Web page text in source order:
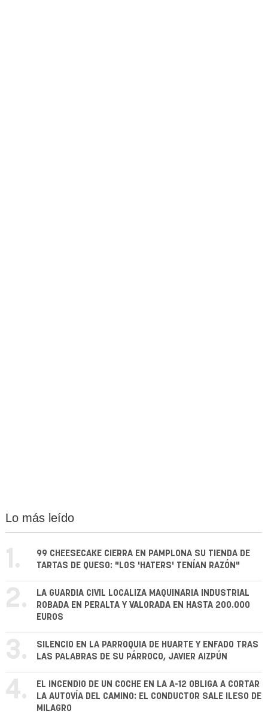
Lo más leído
1.
99 CHEESECAKE CIERRA EN PAMPLONA SU TIENDA DE
TARTAS DE QUESO: "LOS 'HATERS' TENÍAN RAZÓN"
2.
LA GUARDIA CIVIL LOCALIZA MAQUINARIA INDUSTRIAL
ROBADA EN PERALTA Y VALORADA EN HASTA 200.000
EUROS
3.
SILENCIO EN LA PARROQUIA DE HUARTE Y ENFADO TRAS
LAS PALABRAS DE SU PÁRROCO, JAVIER AIZPÚN
4.
EL INCENDIO DE UN COCHE EN LA A-12 OBLIGA A CORTAR
LA AUTOVÍA DEL CAMINO: EL CONDUCTOR SALE ILESO DE
MILAGRO